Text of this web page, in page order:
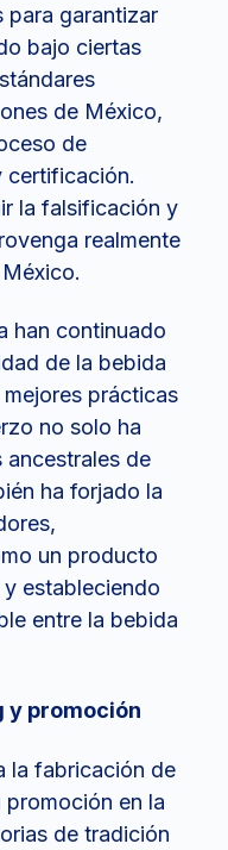
para garantizar
bajo ciertas
de México,
de
certificación.
la falsificación y
realmente
han continuado
de la bebida
prácticas
no solo ha
ancestrales de
ha forjado la
un producto
estableciendo
entre la bebida
y promoción
la fabricación de
promoción en la
de tradición